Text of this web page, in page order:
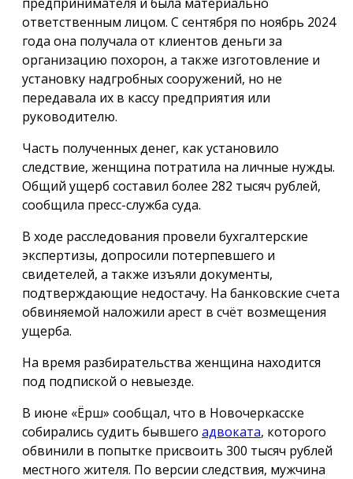
ответственным лицом. С сентября по ноябрь 2024
года она получала от клиентов деньги за
организацию похорон, а также изготовление и
установку надгробных сооружений, но не
передавала их в кассу предприятия или
руководителю.
Часть полученных денег, как установило
следствие, женщина потратила на личные нужды.
Общий ущерб составил более 282 тысяч рублей,
сообщила пресс-служба суда.
В ходе расследования провели бухгалтерские
экспертизы, допросили потерпевшего и
свидетелей, а также изъяли документы,
подтверждающие недостачу. На банковские счета
обвиняемой наложили арест в счёт возмещения
ущерба.
На время разбирательства женщина находится
под подпиской о невыезде.
В июне «Ёрш» сообщал, что в Новочеркасске
собирались судить бывшего адвоката, которого
обвинили в попытке присвоить 300 тысяч рублей
местного жителя. По версии следствия, мужчина